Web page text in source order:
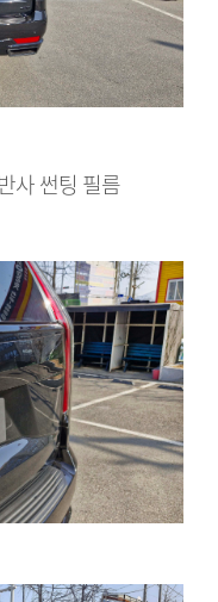
사 썬팅 필름